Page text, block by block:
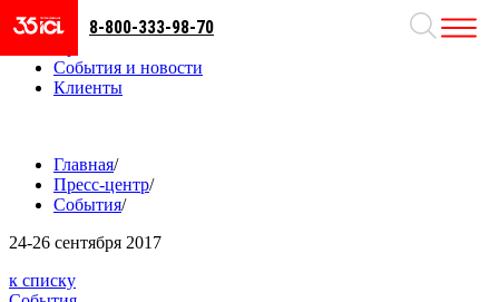
Направления
События и новости
Клиенты
8-800-333-98-70
Главная/
Пресс-центр/
События/
24-26 сентября 2017
к списку